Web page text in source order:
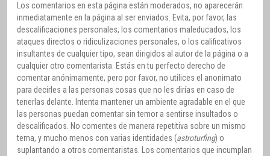
Los comentarios en esta página están moderados, no aparecerán
inmediatamente en la página al ser enviados. Evita, por favor, las
descalificaciones personales, los comentarios maleducados, los
ataques directos o ridiculizaciones personales, o los calificativos
insultantes de cualquier tipo, sean dirigidos al autor de la página o a
cualquier otro comentarista. Estás en tu perfecto derecho de
comentar anónimamente, pero por favor, no utilices el anonimato
para decirles a las personas cosas que no les dirías en caso de
tenerlas delante. Intenta mantener un ambiente agradable en el que
las personas puedan comentar sin temor a sentirse insultados o
descalificados. No comentes de manera repetitiva sobre un mismo
tema, y mucho menos con varias identidades (astroturfing) o
suplantando a otros comentaristas. Los comentarios que incumplan